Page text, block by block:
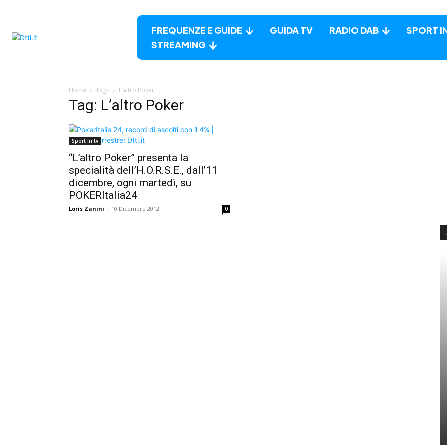
FREQUENZE E GUIDE GUIDA TV RADIO DAB SPORT
STREAMING
Home Tags L’altro Poker
Tag: L’altro Poker
Sport in tv
“L’altro Poker” presenta la
specialità dell’H.O.R.S.E., dall’11
dicembre, ogni martedì, su
POKERItalia24
Loris Zanini - 10 Dicembre 2012 0